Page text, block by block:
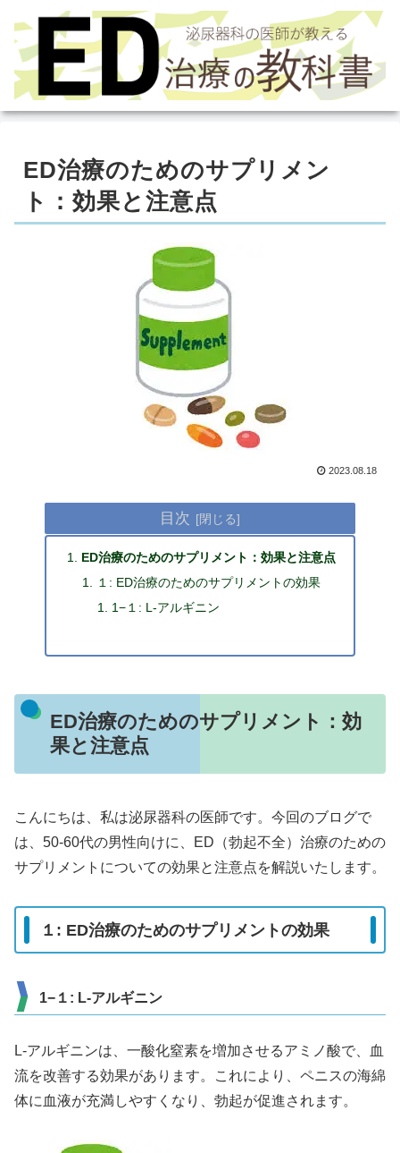
ED治療のためのサプリメン
ト：効果と注意点
2023.08.18
目次
ED治療のためのサプリメント：効果と注意点
１: ED治療のためのサプリメントの効果
1−１: L-アルギニン
ED治療のためのサプリメント：効
果と注意点
こんにちは、私は泌尿器科の医師です。今回のブログで
は、50-60代の男性向けに、ED（勃起不全）治療のための
サプリメントについての効果と注意点を解説いたします。
１: ED治療のためのサプリメントの効果
1−１: L-アルギニン
L-アルギニンは、一酸化窒素を増加させるアミノ酸で、血
流を改善する効果があります。これにより、ペニスの海綿
体に血液が充満しやすくなり、勃起が促進されます。